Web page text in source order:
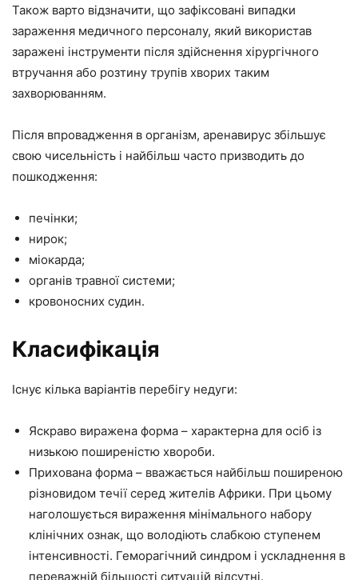
Також варто відзначити, що зафіксовані випадки
зараження медичного персоналу, який використав
заражені інструменти після здійснення хірургічного
втручання або розтину трупів хворих таким
захворюванням.
Після впровадження в організм, аренавирус збільшує
свою чисельність і найбільш часто призводить до
пошкодження:
печінки;
нирок;
міокарда;
органів травної системи;
кровоносних судин.
Класифікація
Існує кілька варіантів перебігу недуги:
Яскраво виражена форма – характерна для осіб із
низькою поширеністю хвороби.
Прихована форма – вважається найбільш поширеною
різновидом течії серед жителів Африки. При цьому
наголошується вираження мінімального набору
клінічних ознак, що володіють слабкою ступенем
інтенсивності. Геморагічний синдром і ускладнення в
переважній більшості ситуацій відсутні.